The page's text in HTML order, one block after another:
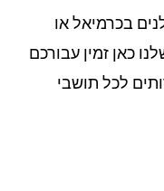
או
זמין עבורכם
לכל תושבי